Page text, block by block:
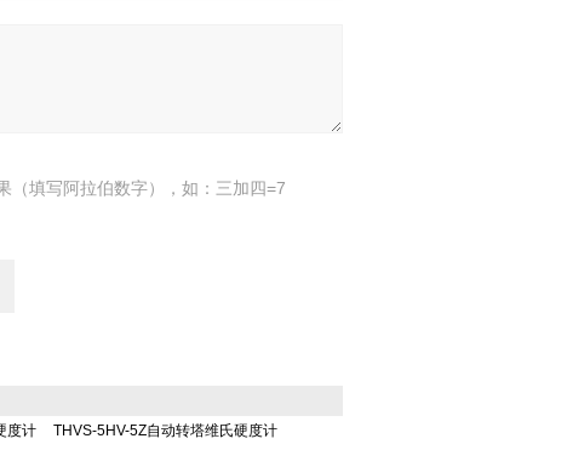
（填写阿拉伯数字），如：三加四=7
度计 THVS-5HV-5Z自动转塔维氏硬度计